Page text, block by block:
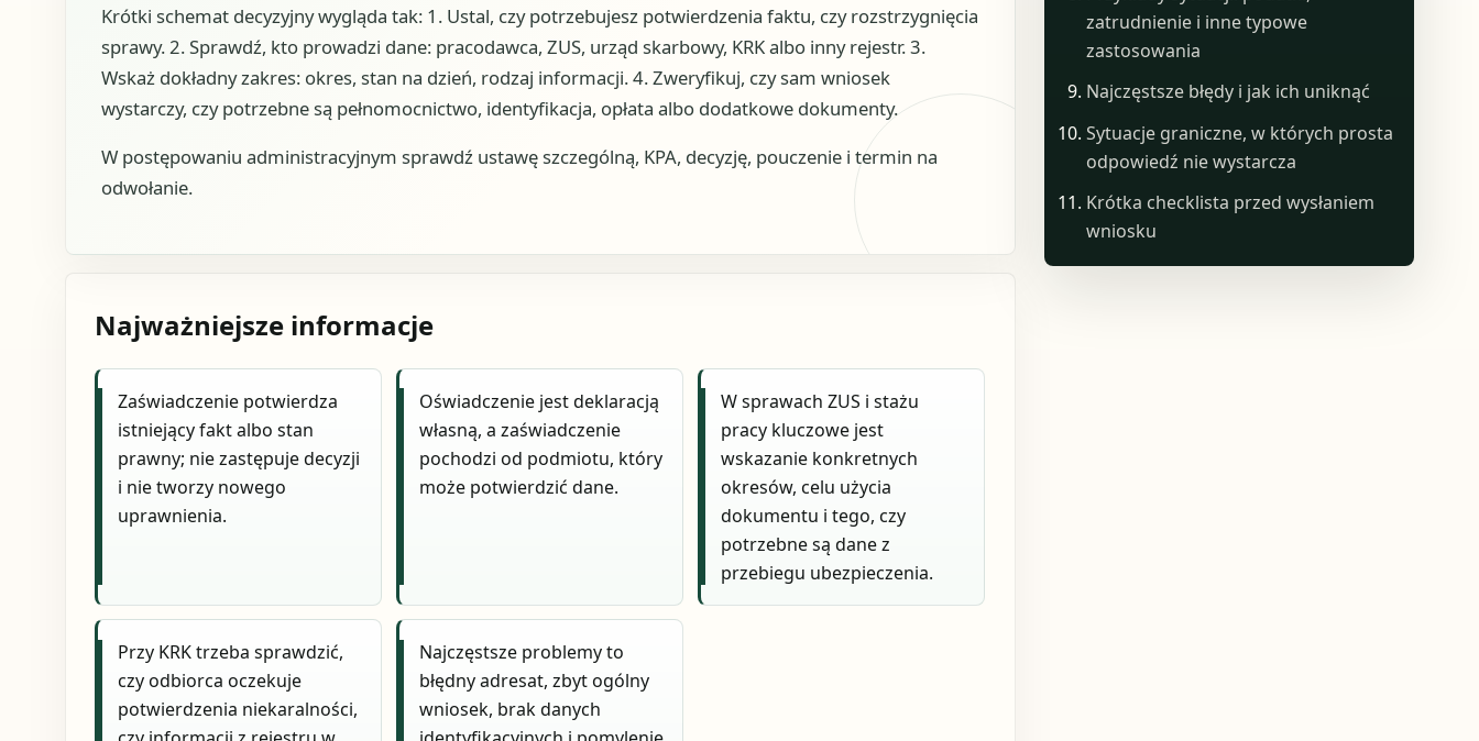
Krótki schemat decyzyjny wygląda tak: 1. Ustal, czy potrzebujesz potwierdzenia faktu, czy rozstrzygnięcia
sprawy. 2. Sprawdź, kto prowadzi dane: pracodawca, ZUS, urząd skarbowy, KRK albo inny rejestr. 3.
Wskaż dokładny zakres: okres, stan na dzień, rodzaj informacji. 4. Zweryfikuj, czy sam wniosek
wystarczy, czy potrzebne są pełnomocnictwo, identyfikacja, opłata albo dodatkowe dokumenty.
W postępowaniu administracyjnym sprawdź ustawę szczególną, KPA, decyzję, pouczenie i termin na
odwołanie.
Najważniejsze informacje
Zaświadczenie potwierdza
istniejący fakt albo stan
prawny; nie zastępuje decyzji
i nie tworzy nowego
uprawnienia.
Oświadczenie jest deklaracją
własną, a zaświadczenie
pochodzi od podmiotu, który
może potwierdzić dane.
W sprawach ZUS i stażu
pracy kluczowe jest
wskazanie konkretnych
okresów, celu użycia
dokumentu i tego, czy
potrzebne są dane z
przebiegu ubezpieczenia.
Przy KRK trzeba sprawdzić,
czy odbiorca oczekuje
potwierdzenia niekaralności,
Najczęstsze problemy to
błędny adresat, zbyt ogólny
wniosek, brak danych
zatrudnienie i inne typowe
zastosowania
Najczęstsze błędy i jak ich uniknąć
Sytuacje graniczne, w których prosta
odpowiedź nie wystarcza
Krótka checklista przed wysłaniem
wniosku